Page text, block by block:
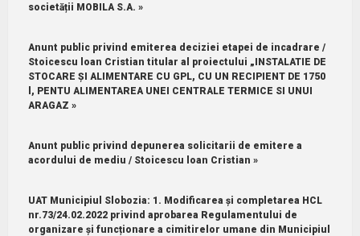
societății MOBILA S.A. »
Anunt public privind emiterea deciziei etapei de incadrare /
Stoicescu loan Cristian titular al proiectului „INSTALATIE DE
STOCARE ȘI ALIMENTARE CU GPL, CU UN RECIPIENT DE 1750
l, PENTU ALIMENTAREA UNEI CENTRALE TERMICE SI UNUI
ARAGAZ »
Anunt public privind depunerea solicitarii de emitere a
acordului de mediu / Stoicescu loan Cristian »
UAT Municipiul Slobozia: 1.⁠ ⁠Modificarea și completarea HCL
nr.73/24.02.2022 privind aprobarea Regulamentului de
organizare și funcționare a cimitirelor umane din Municipiul